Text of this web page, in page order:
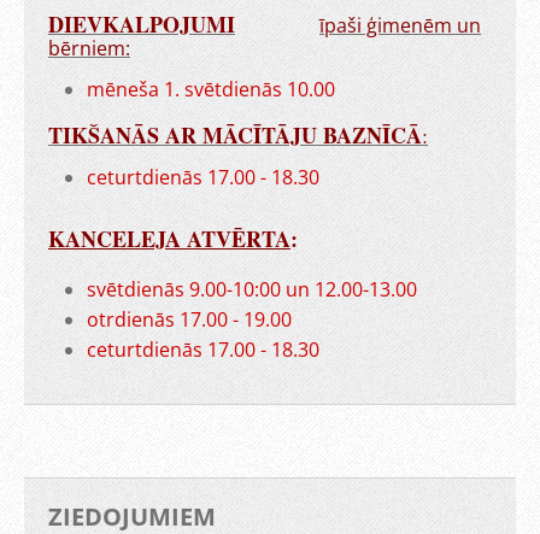
DIEVKALPOJUMI
īpaši ģimenēm un
bērniem:
mēneša 1. svētdienās 10.00
TIKŠANĀS AR MĀCĪTĀJU BAZNĪCĀ:
ceturtdienās 17.00 - 18.30
KANCELEJA ATVĒRTA:
svētdienās 9.00-10:00 un 12.00-13.00
otrdienās 17.00 - 19.00
ceturtdienās 17.00 - 18.30
ZIEDOJUMIEM